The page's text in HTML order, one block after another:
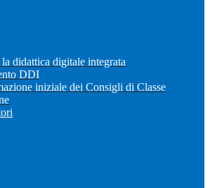
didattica digitale integrata
DDI
iniziale dei Consigli di Classe